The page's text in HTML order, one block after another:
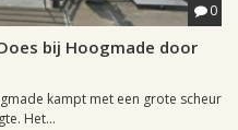
0
bij Hoogmade door
kampt met een grote scheur
Het...